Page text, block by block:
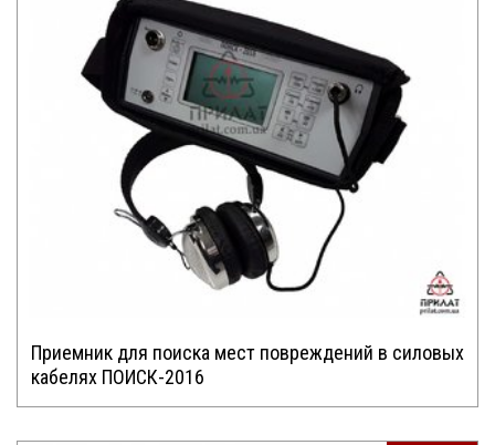
Приемник для поиска мест повреждений в силовых
кабелях ПОИСК-2016